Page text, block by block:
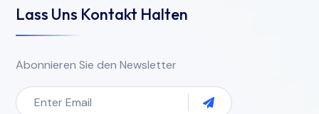
Lass Uns Kontakt Halten
Abonnieren Sie den Newsletter